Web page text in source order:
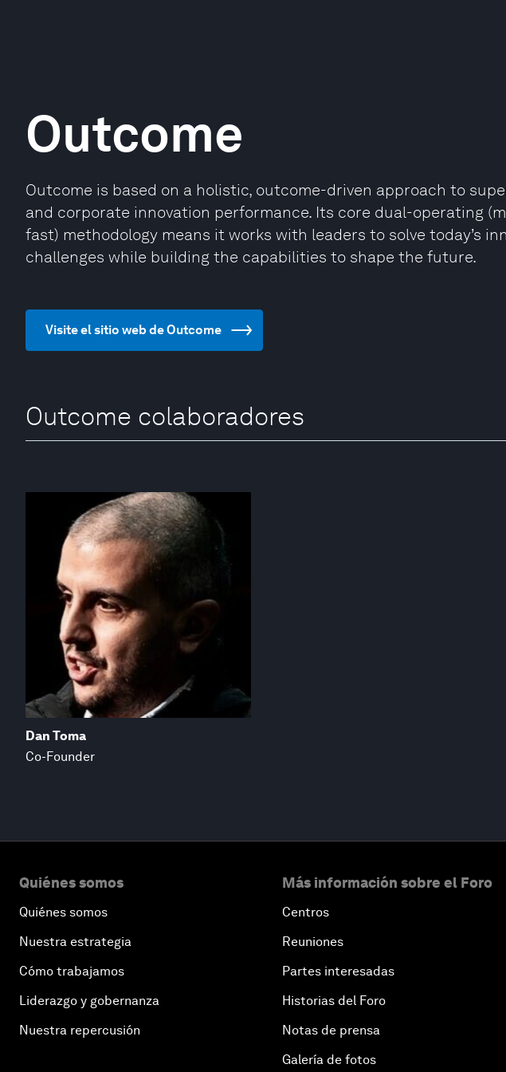
Outcome
Outcome is based on a holistic, outcome-driven approach to
and corporate innovation performance. Its core dual-operating
fast) methodology means it works with leaders to solve today’s
challenges while building the capabilities to shape the future.
Visite el sitio web de Outcome
Outcome colaboradores
Dan Toma
Co-Founder
Quiénes somos
Quiénes somos
Nuestra estrategia
Cómo trabajamos
Liderazgo y gobernanza
Nuestra repercusión
Más información sobre el Foro
Centros
Reuniones
Partes interesadas
Historias del Foro
Notas de prensa
Galería de fotos